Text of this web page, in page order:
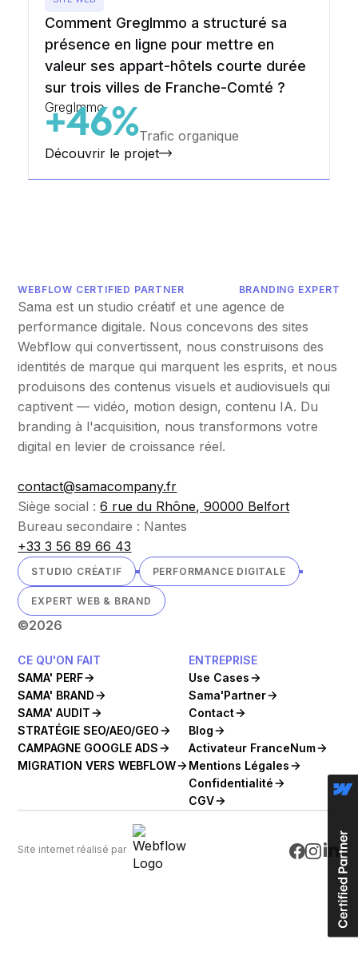
Comment GregImmo a structuré sa
présence en ligne pour mettre en
valeur ses appart-hôtels courte durée
sur trois villes de Franche-Comté ?
GregImmo
+46%Trafic organique
Découvrir le projet
WEBFLOW CERTIFIED PARTNER BRANDING EXPERT
Sama est un studio créatif et une agence de
performance digitale. Nous concevons des sites
Webflow qui convertissent, nous construisons des
identités de marque qui marquent les esprits, et nous
produisons des contenus visuels et audiovisuels qui
captivent — vidéo, motion design, contenu IA. Du
branding à l'acquisition, nous transformons votre
digital en levier de croissance réel.
contact@samacompany.fr
Siège social :6 rue du Rhône, 90000 Belfort
Bureau secondaire : Nantes
+33 3 56 89 66 43
STUDIO CRÉATIF PERFORMANCE DIGITALE
EXPERT WEB & BRAND
©2026
CE QU'ON FAIT
SAMA' PERF
SAMA' BRAND
SAMA' AUDIT
STRATÉGIE SEO/AEO/GEO
CAMPAGNE GOOGLE ADS
MIGRATION VERS WEBFLOW
ENTREPRISE
Use Cases
Sama'Partner
Contact
Blog
Activateur FranceNum
Mentions Légales
Confidentialité
CGV
Site internet réalisé par